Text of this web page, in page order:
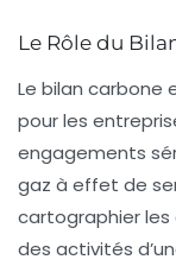
Le Rôle du
Le bilan carbone
pour les
engagements
gaz à effet de
cartographier les
des activités